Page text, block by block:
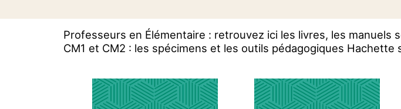
Professeurs en Élémentaire : retrouvez ici les livres, les manuels
CM1 et CM2 : les spécimens et les outils pédagogiques